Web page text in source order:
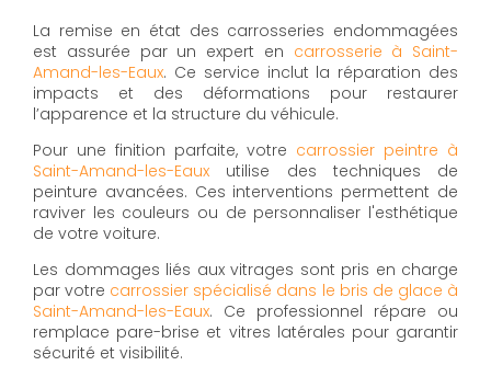
La remise en état des carrosseries endommagées
est assurée par un expert en carrosserie à Saint-
Amand-les-Eaux. Ce service inclut la réparation des
impacts et des déformations pour restaurer
l’apparence et la structure du véhicule.
Pour une finition parfaite, votre carrossier peintre à
Saint-Amand-les-Eaux utilise des techniques de
peinture avancées. Ces interventions permettent de
raviver les couleurs ou de personnaliser l'esthétique
de votre voiture.
Les dommages liés aux vitrages sont pris en charge
par votre carrossier spécialisé dans le bris de glace à
Saint-Amand-les-Eaux. Ce professionnel répare ou
remplace pare-brise et vitres latérales pour garantir
sécurité et visibilité.